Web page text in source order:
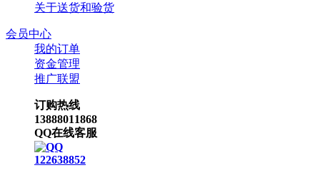
关于送货和验货
会员中心
我的订单
资金管理
推广联盟
订购热线
13888011868
QQ在线客服
122638852